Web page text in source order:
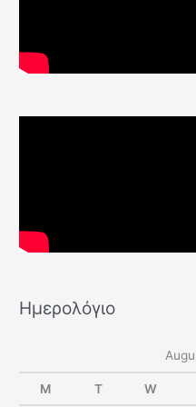
Ημερολόγιο
M T W